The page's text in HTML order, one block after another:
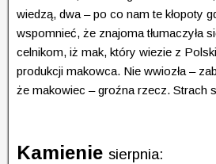
wiedzą, dwa – po co nam te kłopoty
wspomnieć, że znajoma tłumaczyła
celnikom, iż mak, który wiezie z
produkcji makowca. Nie wwiozła –
że makowiec – groźna rzecz. Strach
Kamienie sierpnia: